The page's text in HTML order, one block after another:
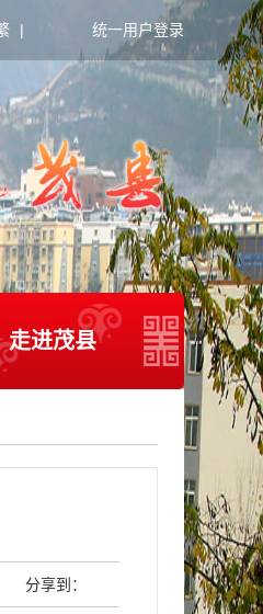
| 统一用户登录
走进茂县
分享到：